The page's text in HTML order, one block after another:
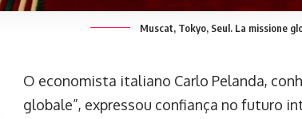
Muscat, Tokyo, Seul. La missione
O economista italiano Carlo Pelanda,
globale”, expressou confiança no futuro